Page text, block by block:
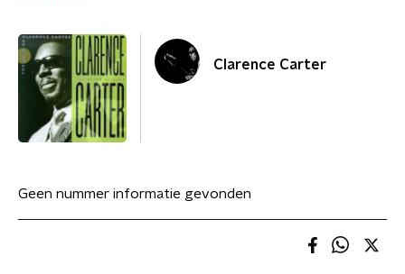
Clarence Carter
Geen nummer informatie gevonden